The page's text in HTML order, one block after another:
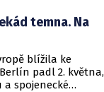
temna. Na
blížila ke
padl 2. května,
spojenecké